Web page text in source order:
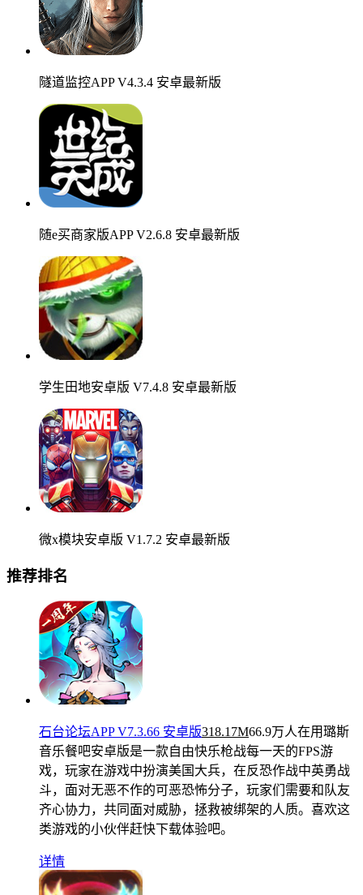
隧道监控APP V4.3.4 安卓最新版
随e买商家版APP V2.6.8 安卓最新版
学生田地安卓版 V7.4.8 安卓最新版
微x模块安卓版 V1.7.2 安卓最新版
推荐排名
石台论坛APP V7.3.66 安卓版318.17M66.9万人在用璐斯
音乐餐吧安卓版是一款自由快乐枪战每一天的FPS游
戏，玩家在游戏中扮演美国大兵，在反恐作战中英勇战
斗，面对无恶不作的可恶恐怖分子，玩家们需要和队友
齐心协力，共同面对威胁，拯救被绑架的人质。喜欢这
类游戏的小伙伴赶快下载体验吧。
详情